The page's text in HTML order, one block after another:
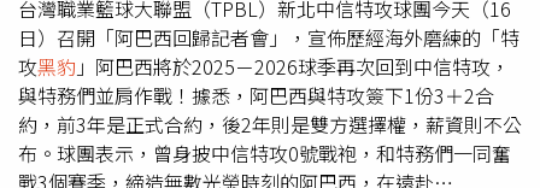
的衣缽演戲，但希望能夠做保育動物相關的工作，因為演出
《熊貓月寶》之後啟蒙了他愛護動物的精神，也是拍這部電
影沒有預期到的影響。《熊貓月寶》將於8月29日在台上
映。《熊貓月寶》熊貓和劉諾一感情渾然天成可愛又讓人感
動。（圖／壹壹喜喜電影提《熊貓月寶》金馬影帝劉燁與真
實兒子劉諾一首度在大銀幕一同演出。（圖／壹壹喜喜電影
提供）
台灣職業籃球大聯盟（TPBL）新北中信特攻球團今天（16
日）召開「阿巴西回歸記者會」，宣佈歷經海外磨練的「特
攻黑豹 」阿巴西將於2025－2026球季再次回到中信特攻，
與特務們並肩作戰！據悉，阿巴西與特攻簽下1份3＋2合
約，前3年是正式合約，後2年則是雙方選擇權，薪資則不公
布。球團表示，曾身披中信特攻0號戰袍，和特務們一同奮